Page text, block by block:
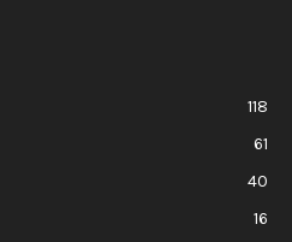
118
61
40
16